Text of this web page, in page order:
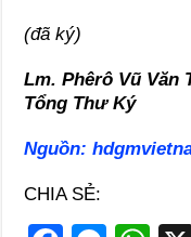
(đã ký)
Lm. Phêrô Vũ Văn
Tổng Thư Ký
Nguồn:
CHIA SẺ: